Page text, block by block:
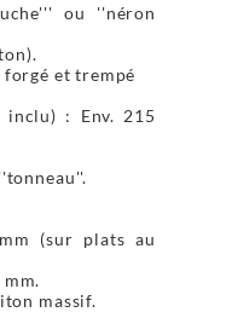
ou ''néron
forgé et trempé
inclu) : Env. 215
(sur plats au
massif.